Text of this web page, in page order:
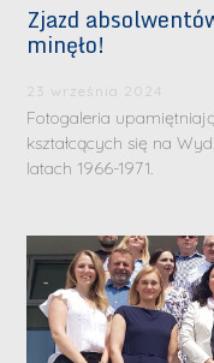
Zjazd
minęło!
23 września 2024
Fotogaleria
kształcących się na
latach 1966-1971.